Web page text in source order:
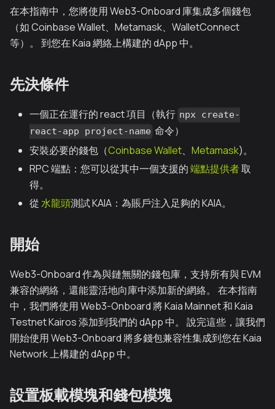
在本指南中，您將使用 Web3-Onboard 庫集成多個錢包
（如 Coinbase Wallet、Metamask、WalletConnect
等）。 到您在 Kaia 網絡上構建的 dApp 中。
先決條件
一個正在運行的 react 項目（執行 npx create-
react-app project-name 命令）
安裝必要的錢包（Coinbase Wallet、 Metamask)。
RPC 端點：您可以從其中一個支援的端點提供者取
得。
從水龍頭測試 KAIA：為賬戶注入足夠的 KAIA。
開始
Web3-Onboard 作為與鏈無關的錢包庫，支持所有與 EVM
兼容的網絡，還能靈活地向庫中添加新的網絡。 在本指南
中，我們將使用 Web3-Onboard 將 Kaia Mainnet 和 Kaia
Testnet Kairos 添加到我們的 dApp 中。 說完這些，讓我們
開始使用 Web3-Onboard 將多錢包兼容性集成到您在 Kaia
Network 上構建的 dApp 中。
設置板載模塊和錢包模塊